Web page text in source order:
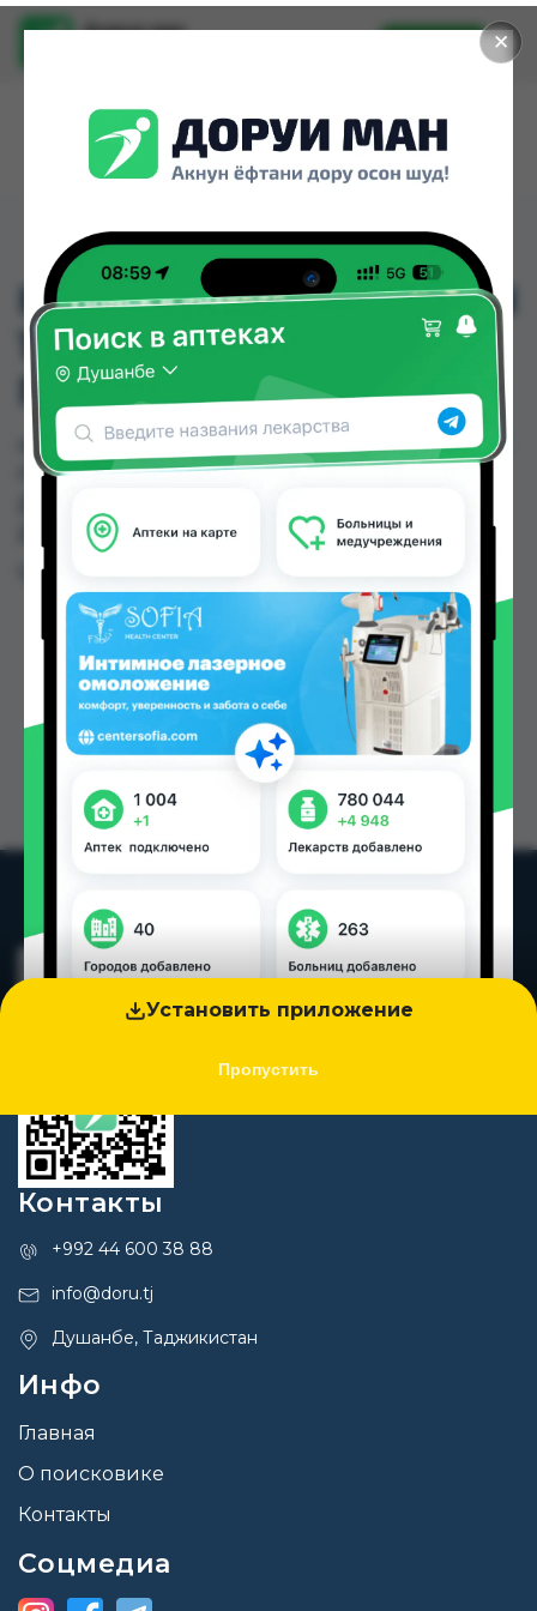
✕
Установить приложение
Пропустить
Доруи ман
Установить
HYDROCORTISON-POS N
1%( ГИДРОПОРТИСОН-
ПОС)
HYDROCORTISON-POS N 1%( ГИДРОПОРТИСОН-
ПОС) можно купить или заказать в аптеках,
Душанбе и других городах Таджикистана
Цена: от
Контакты
+992 44 600 38 88
info@doru.tj
Душанбе, Таджикистан
Инфо
Главная
О поисковике
Контакты
Соцмедиа